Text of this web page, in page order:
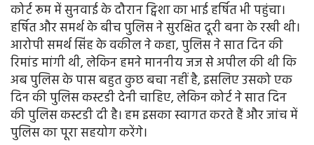
कोर्ट रूम में सुनवाई के दौरान ट्विशा का भाई हर्षित भी पहुंचा।
हर्षित और समर्थ के बीच पुलिस ने सुरक्षित दूरी बना के रखी थी।
आरोपी समर्थ सिंह के वकील ने कहा, पुलिस ने सात दिन की
रिमांड मांगी थी, लेकिन हमने माननीय जज से अपील की थी कि
अब पुलिस के पास बहुत कुछ बचा नहीं है, इसलिए उसको एक
दिन की पुलिस कस्टडी देनी चाहिए, लेकिन कोर्ट ने सात दिन
की पुलिस कस्टडी दी है। हम इसका स्वागत करते हैं और जांच में
पुलिस का पूरा सहयोग करेंगे।